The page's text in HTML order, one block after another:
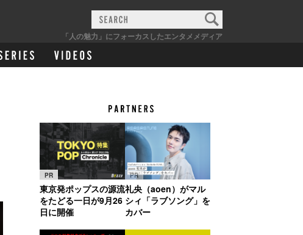
「人の魅力」にフォーカスしたエンタメメディア
PR
東京発ポップスの源流
をたどる一日が9月26
日に開催
PR
礼央（aoen）がマル
シィ「ラブソング」を
カバー